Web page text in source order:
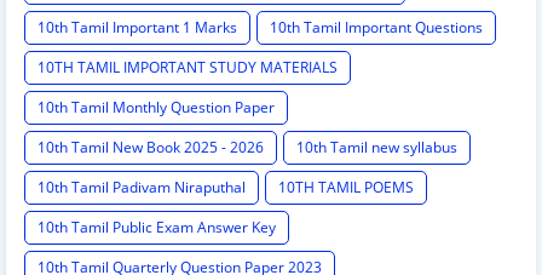
10th Tamil Important 1 Marks
10th Tamil Important Questions
10TH TAMIL IMPORTANT STUDY MATERIALS
10th Tamil Monthly Question Paper
10th Tamil New Book 2025 - 2026
10th Tamil new syllabus
10th Tamil Padivam Niraputhal
10TH TAMIL POEMS
10th Tamil Public Exam Answer Key
10th Tamil Quarterly Question Paper 2023